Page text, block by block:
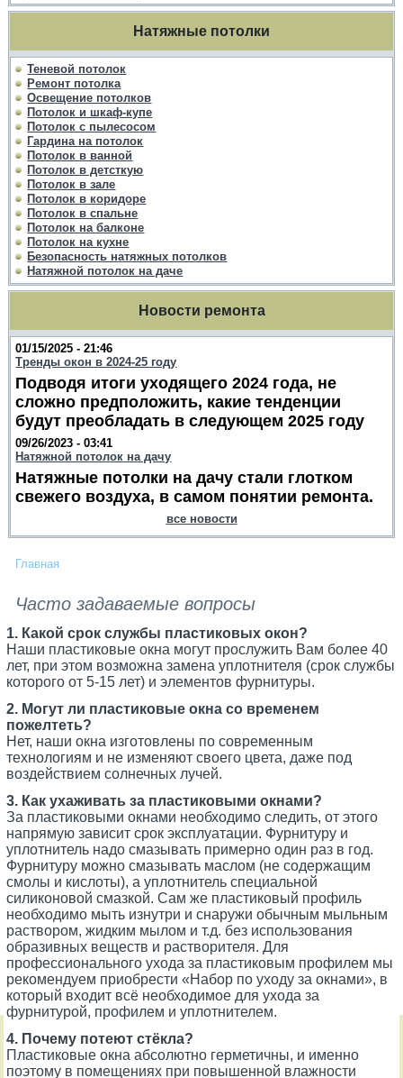
Натяжные потолки
Теневой потолок
Ремонт потолка
Освещение потолков
Потолок и шкаф-купе
Потолок с пылесосом
Гардина на потолок
Потолок в ванной
Потолок в детсткую
Потолок в зале
Потолок в коридоре
Потолок в спальне
Потолок на балконе
Потолок на кухне
Безопасность натяжных потолков
Натяжной потолок на даче
Новости ремонта
01/15/2025 - 21:46
Тренды окон в 2024-25 году
Подводя итоги уходящего 2024 года, не
сложно предположить, какие тенденции
будут преобладать в следующем 2025 году
09/26/2023 - 03:41
Натяжной потолок на дачу
Натяжные потолки на дачу стали глотком
свежего воздуха, в самом понятии ремонта.
все новости
Главная
Часто задаваемые вопросы
1. Какой срок службы пластиковых окон?
Наши пластиковые окна могут прослужить Вам более 40
лет, при этом возможна замена уплотнителя (срок службы
которого от 5-15 лет) и элементов фурнитуры.
2. Могут ли пластиковые окна со временем
пожелтеть?
Нет, наши окна изготовлены по современным
технологиям и не изменяют своего цвета, даже под
воздействием солнечных лучей.
3. Как ухаживать за пластиковыми окнами?
За пластиковыми окнами необходимо следить, от этого
напрямую зависит срок эксплуатации. Фурнитуру и
уплотнитель надо смазывать примерно один раз в год.
Фурнитуру можно смазывать маслом (не содержащим
смолы и кислоты), а уплотнитель специальной
силиконовой смазкой. Сам же пластиковый профиль
необходимо мыть изнутри и снаружи обычным мыльным
раствором, жидким мылом и т.д. без использования
образивных веществ и растворителя. Для
профессионального ухода за пластиковым профилем мы
рекомендуем приобрести «Набор по уходу за окнами», в
который входит всё необходимое для ухода за
фурнитурой, профилем и уплотнителем.
4. Почему потеют стёкла?
Пластиковые окна абсолютно герметичны, и именно
поэтому в помещениях при повышенной влажности